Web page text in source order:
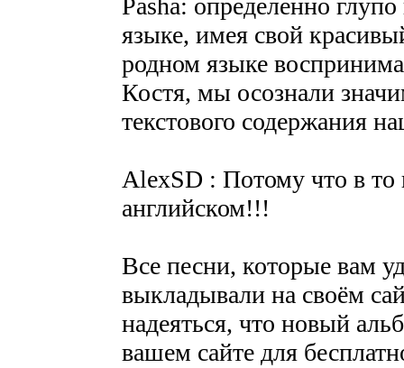
Pasha: определенно
языке, имея свой
родном языке
Костя, мы осознали
текстового содержания
AlexSD : Потому что в то
английском!!!
Все песни, которые вам
выкладывали на своём
надеяться, что новый
вашем сайте для